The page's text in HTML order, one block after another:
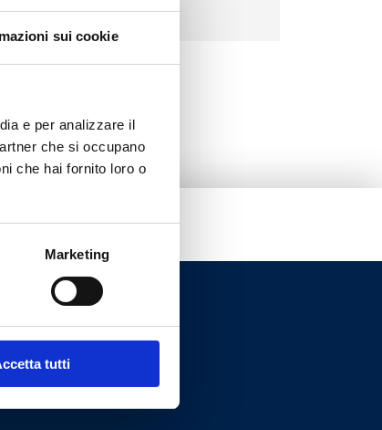
sui cookie
e per analizzare il
che si occupano
che hai fornito loro o
Marketing
tutti